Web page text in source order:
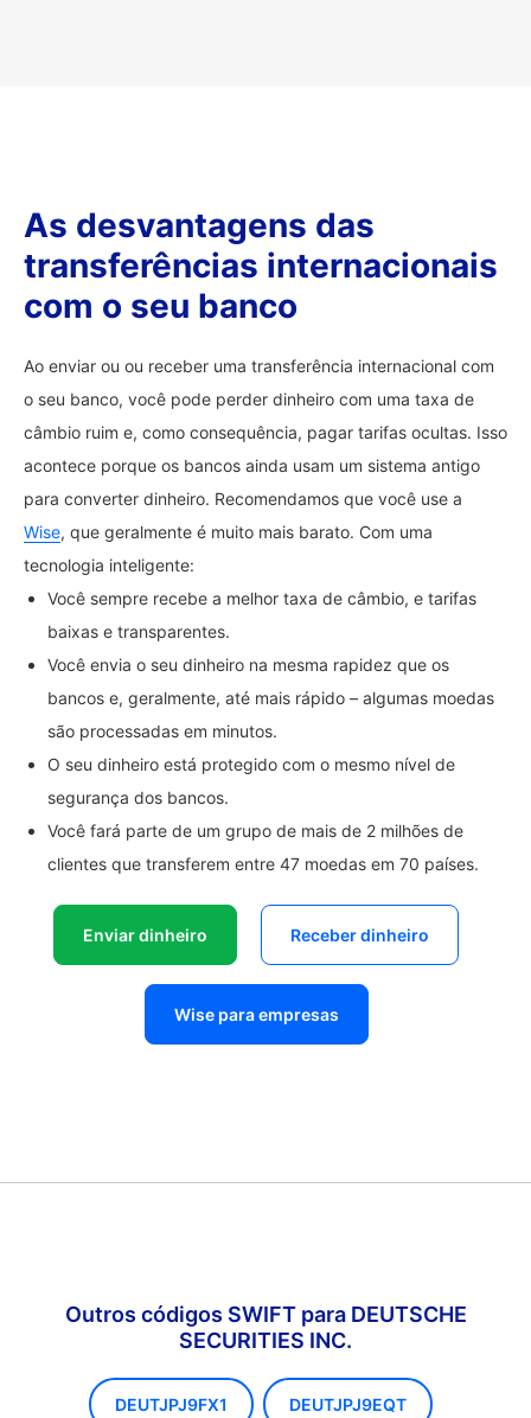
As desvantagens das
transferências internacionais
com o seu banco
Ao enviar ou ou receber uma transferência internacional com
o seu banco, você pode perder dinheiro com uma taxa de
câmbio ruim e, como consequência, pagar tarifas ocultas. Isso
acontece porque os bancos ainda usam um sistema antigo
para converter dinheiro. Recomendamos que você use a
Wise, que geralmente é muito mais barato. Com uma
tecnologia inteligente:
Você sempre recebe a melhor taxa de câmbio, e tarifas
baixas e transparentes.
Você envia o seu dinheiro na mesma rapidez que os
bancos e, geralmente, até mais rápido – algumas moedas
são processadas em minutos.
O seu dinheiro está protegido com o mesmo nível de
segurança dos bancos.
Você fará parte de um grupo de mais de 2 milhões de
clientes que transferem entre 47 moedas em 70 países.
Enviar dinheiro Receber dinheiro
Wise para empresas
Outros códigos SWIFT para DEUTSCHE
SECURITIES INC.
DEUTJPJ9FX1 DEUTJPJ9EQT